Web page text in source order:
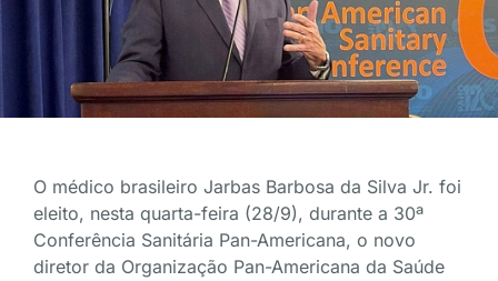
O médico brasileiro Jarbas Barbosa da Silva Jr. foi
eleito, nesta quarta-feira (28/9), durante a 30ª
Conferência Sanitária Pan-Americana, o novo
diretor da Organização Pan-Americana da Saúde